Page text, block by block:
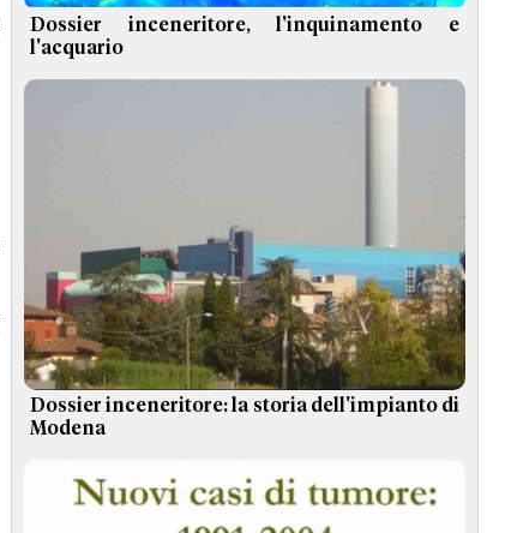
Dossier inceneritore, l'inquinamento e
l'acquario
Dossier inceneritore: la storia dell'impianto di
Modena